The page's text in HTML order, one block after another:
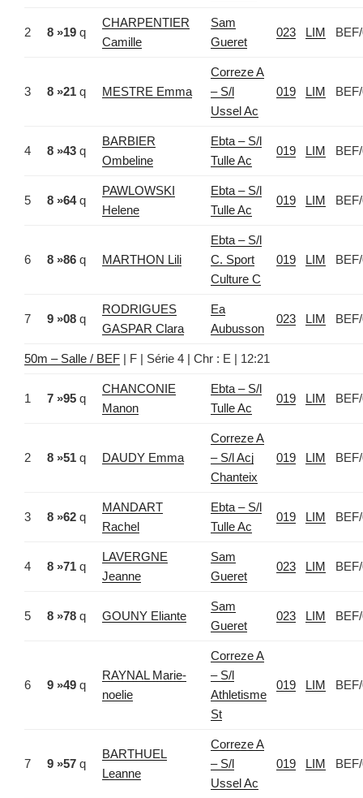
2 8 »19 q
CHARPENTIER
Camille
Sam
Gueret
023 LIM
3 8 »21 q MESTRE Emma
Correze A
– S/l
Ussel Ac
019 LIM
4 8 »43 q
BARBIER
Ombeline
Ebta – S/l
Tulle Ac
019 LIM
5 8 »64q
PAWLOWSKI
Helene
Ebta – S/l
Tulle Ac
019 LIM
6 8 »86 q MARTHON Lili
Ebta – S/l
C. Sport
Culture C
019 LIM
7 9 »08 q
RODRIGUES
GASPAR Clara
Ea
Aubusson
023 LIM
50m – Salle / BEF | F | Série 4 | Chr : E | 12:21
1 7 »95 q
CHANCONIE
Manon
Ebta – S/l
Tulle Ac
019 LIM
2 8 »51 q DAUDY Emma
Correze A
– S/l Acj
Chanteix
019 LIM
3 8 »62 q
MANDART
Rachel
Ebta – S/l
Tulle Ac
019 LIM
4 8 »71 q
LAVERGNE
Jeanne
Sam
Gueret
023 LIM
5 8 »78 q GOUNY Eliante
Sam
Gueret
023 LIM
6 9 »49 q
RAYNAL Marie-
noelie
Correze A
– S/l
Athletisme
St
019 LIM
7 9 »57 q
BARTHUEL
Leanne
Correze A
– S/l
Ussel Ac
019 LIM